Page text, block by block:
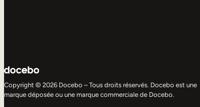
Copyright © 2026 Docebo – Tous droits réservés. Docebo est une
marque déposée ou une marque commerciale de Docebo.